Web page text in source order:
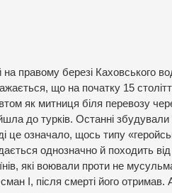
правому березі Каховського
що на початку 15
як митниця біля перевозу
до турків. Останні збудували
це означало, щось типу
однозначно й походить
які воювали проти не
І, після смерті його отримав.